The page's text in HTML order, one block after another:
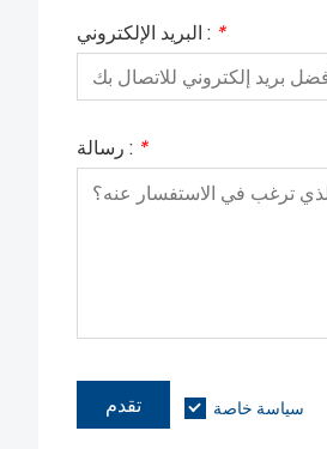
البريد الإلكتروني : *
رسالة : *
تقدم سياسة خاصة